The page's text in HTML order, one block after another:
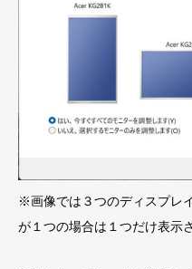
※画像では３つのディスプレ
が１つの場合は１つだけ表示